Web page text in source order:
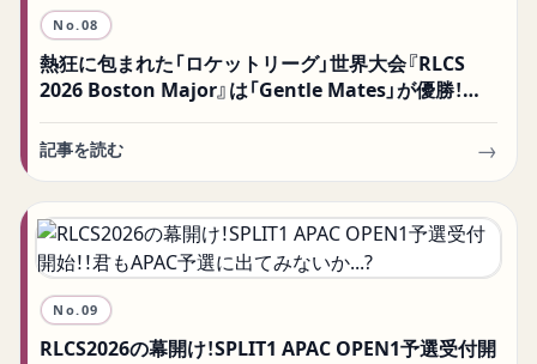
No. 08
熱狂に包まれた「ロケットリーグ」世界大会『RLCS
2026 Boston Major』は「Gentle Mates」が優勝！
記事を読む →
No. 09
RLCS2026の幕開け！SPLIT1 APAC OPEN1予選受付開